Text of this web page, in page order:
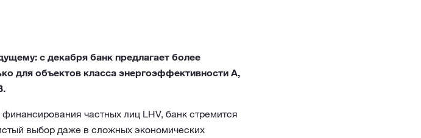
с декабря банк предлагает более
для объектов класса энергоэффективности А,
частных лиц LHV, банк стремится
выбор даже в сложных экономических